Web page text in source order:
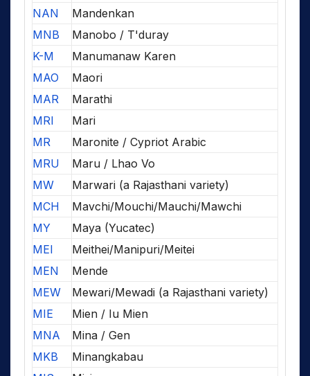
NAN
Mandenkan
MNB
Manobo / T'duray
K-M
Manumanaw Karen
MAO
Maori
MAR
Marathi
MRI
Mari
MR
Maronite / Cypriot Arabic
MRU
Maru / Lhao Vo
MW
Marwari (a Rajasthani variety)
MCH
Mavchi/Mouchi/Mauchi/Mawchi
MY
Maya (Yucatec)
MEI
Meithei/Manipuri/Meitei
MEN
Mende
MEW
Mewari/Mewadi (a Rajasthani variety)
MIE
Mien / Iu Mien
MNA
Mina / Gen
MKB
Minangkabau